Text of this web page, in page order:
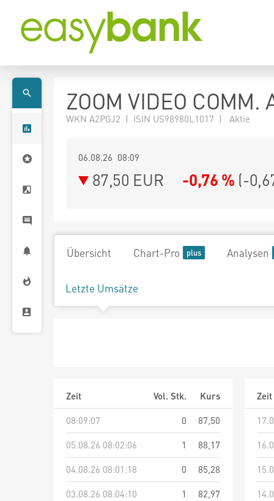
ZOOM VIDEO COMM.
WKN A2PGJ2 | ISIN US98980L1017 | Aktie
06.08.26 08:09
87,50 EUR -0,76 % (-
Übersicht Chart-Pro Analysen
Letzte Umsätze
Zeit Vol. Stk.
Kurs
08:09:07
0
87,50
05.08.26 08:02:06
1
88,17
04.08.26 08:01:18
0
85,28
03.08.26 08:04:10
1
82,97
Zeit